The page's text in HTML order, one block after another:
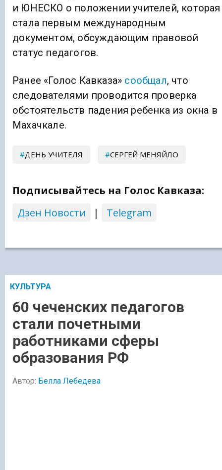
и ЮНЕСКО о положении учителей, которая
стала первым международным
документом, обсуждающим правовой
статус педагогов.
Ранее «Голос Кавказа» сообщал, что
следователями проводится проверка
обстоятельств падения ребенка из окна в
Махачкале.
ДЕНЬ УЧИТЕЛЯ СЕРГЕЙ МЕНЯЙЛО
Подписывайтесь на Голос Кавказа:
Дзен Новости
| Telegram
КУЛЬТУРА
60 чеченских педагогов
стали почетными
работниками сферы
образования РФ
Автор: Белла Лебедева